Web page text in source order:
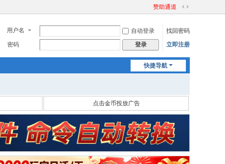
赞助通道
切
到
宽
用户名 自动登录
找回密码
密码
登录 立即注册
快捷导航
点击金币投放广告